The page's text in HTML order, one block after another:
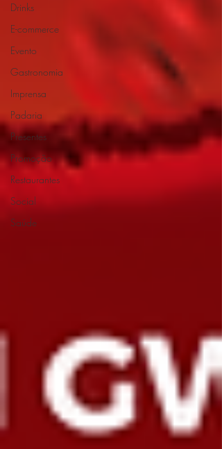
Drinks
E-commerce
Evento
Gastronomia
Imprensa
Padaria
Presentes
Promoção
Restaurantes
Social
Saúde